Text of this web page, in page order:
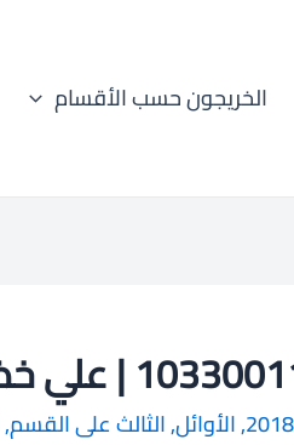
الخريجون حسب الأقسام
| علي خضير عويد غدير
,الأوائل,الثالث على القسم,